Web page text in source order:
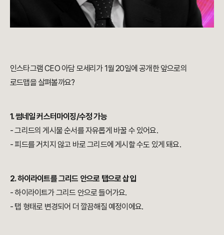
인스타그램 CEO 아담 모세리가 1월 20일에 공개한 앞으로의
로드맵을 살펴볼까요?
1. 썸네일 커스터마이징/수정 가능
- 그리드의 게시물 순서를 자유롭게 바꿀 수 있어요.
- 피드를 거치지 않고 바로 그리드에 게시할 수도 있게 돼요.
2. 하이라이트를 그리드 안으로 탭으로 삽입
- 하이라이트가 그리드 안으로 들어가요.
- 탭 형태로 변경되어 더 깔끔해질 예정이에요.